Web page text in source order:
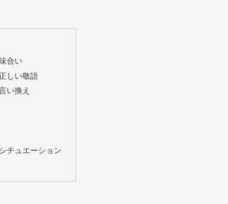
合い
しい敬語
い換え
チュエーション